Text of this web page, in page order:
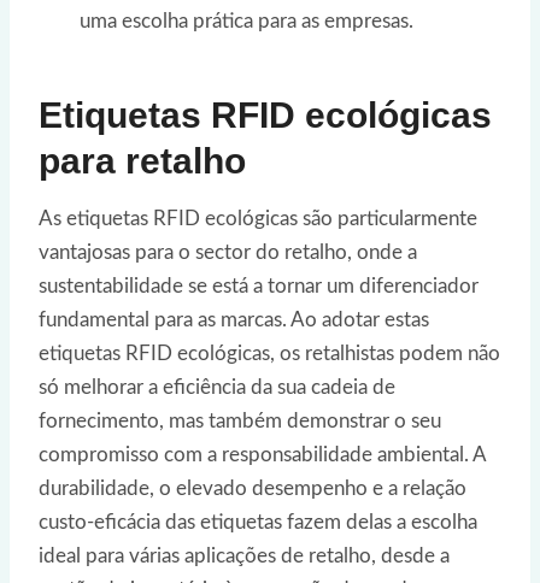
uma escolha prática para as empresas.
Etiquetas RFID ecológicas
para retalho
As etiquetas RFID ecológicas são particularmente
vantajosas para o sector do retalho, onde a
sustentabilidade se está a tornar um diferenciador
fundamental para as marcas. Ao adotar estas
etiquetas RFID ecológicas, os retalhistas podem não
só melhorar a eficiência da sua cadeia de
fornecimento, mas também demonstrar o seu
compromisso com a responsabilidade ambiental. A
durabilidade, o elevado desempenho e a relação
custo-eficácia das etiquetas fazem delas a escolha
ideal para várias aplicações de retalho, desde a